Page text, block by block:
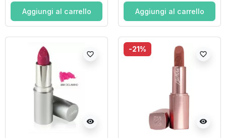
Aggiungi al carrello Aggiungi al carrello
visibility
favorite_border
-21%
visibility
favorite_border